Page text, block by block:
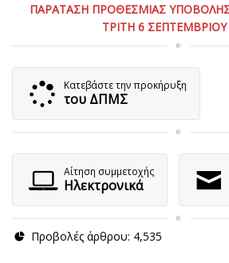
ΠΑΡΑΤΑΣΗ ΠΡΟΘΕΣΜΙΑΣ
ΤΡΙΤΗ 6 ΣΕΠΤΕΜΒΡΙΟΥ
Κατεβάστε την προκήρυξη
του ΔΠΜΣ
Αίτηση συμμετοχής
Ηλεκτρονικά
Προβολές άρθρου: 4,535